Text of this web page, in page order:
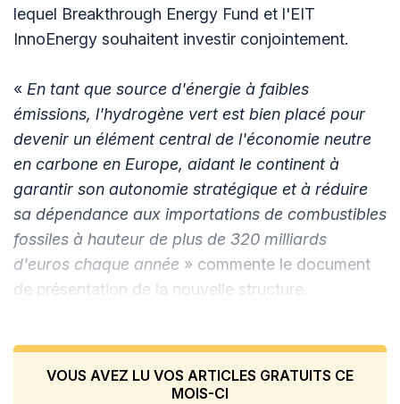
lequel Breakthrough Energy Fund et l'EIT
InnoEnergy souhaitent investir conjointement.
« En tant que source d'énergie à faibles
émissions, l'hydrogène vert est bien placé pour
devenir un élément central de l'économie neutre
en carbone en Europe, aidant le continent à
garantir son autonomie stratégique et à réduire
sa dépendance aux importations de combustibles
fossiles à hauteur de plus de 320 milliards
d'euros chaque année » commente le document
de présentation de la nouvelle structure.
VOUS AVEZ LU VOS ARTICLES GRATUITS CE
MOIS-CI